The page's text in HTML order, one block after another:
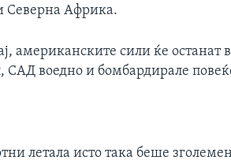
Северна Африка.
американските сили ќе останат
воедно и бомбардирале
летала исто така беше